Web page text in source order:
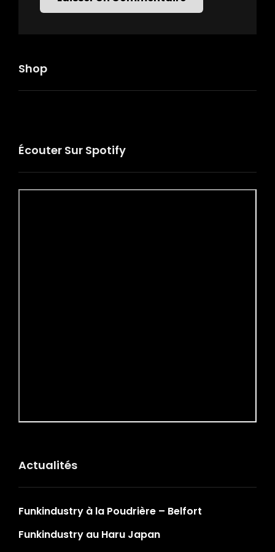
Shop
Écouter Sur Spotify
Actualités
Funkindustry à la Poudrière – Belfort
Funkindustry au Haru Japan